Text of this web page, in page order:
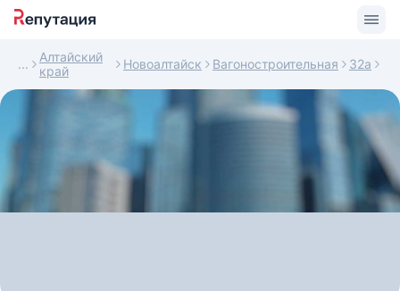
Алтайский
край
Новоалтайск Вагоностроительная 32а